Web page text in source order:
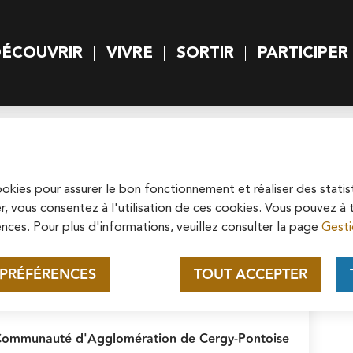
pour assurer le bon fonctionnement et réaliser des
vous consentez à l'utilisation de ces cookies. Vous pouvez
Pour plus d'informations, veuillez consulter la page
TOUT ACCEPTER
Cathédrale Saint-Maclou de
Pontoise
Soutenez la rénovation de la cathédrale
Saint-Maclou en vous connectant sur le
principal VIVRE SORTIR PARTICIPER
& trier les déchets Le tri sélectif
d'Agglomération de Cergy-Pontoise